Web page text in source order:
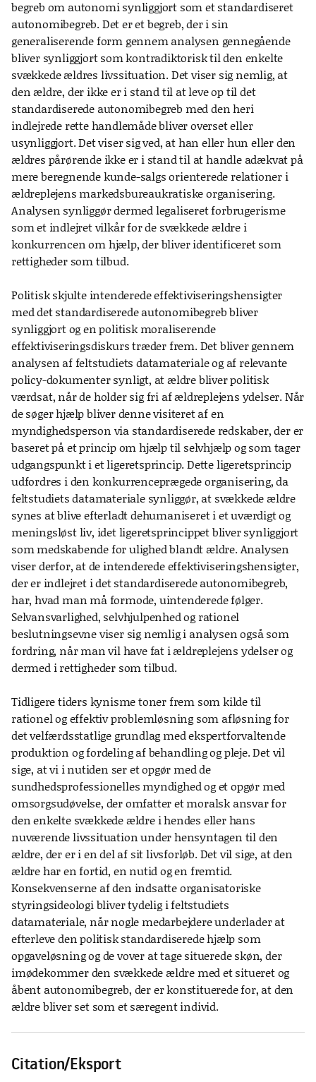
begreb om autonomi synliggjort som et standardiseret
autonomibegreb. Det er et begreb, der i sin
generaliserende form gennem analysen gennegående
bliver synliggjort som kontradiktorisk til den enkelte
svækkede ældres livssituation. Det viser sig nemlig, at
den ældre, der ikke er i stand til at leve op til det
standardiserede autonomibegreb med den heri
indlejrede rette handlemåde bliver overset eller
usynliggjort. Det viser sig ved, at han eller hun eller den
ældres pårørende ikke er i stand til at handle adækvat på
mere beregnende kunde-salgs orienterede relationer i
ældreplejens markedsbureaukratiske organisering.
Analysen synliggør dermed legaliseret forbrugerisme
som et indlejret vilkår for de svækkede ældre i
konkurrencen om hjælp, der bliver identificeret som
rettigheder som tilbud.
Politisk skjulte intenderede effektiviseringshensigter
med det standardiserede autonomibegreb bliver
synliggjort og en politisk moraliserende
effektiviseringsdiskurs træder frem. Det bliver gennem
analysen af feltstudiets datamateriale og af relevante
policy-dokumenter synligt, at ældre bliver politisk
værdsat, når de holder sig fri af ældreplejens ydelser. Når
de søger hjælp bliver denne visiteret af en
myndighedsperson via standardiserede redskaber, der er
baseret på et princip om hjælp til selvhjælp og som tager
udgangspunkt i et ligeretsprincip. Dette ligeretsprincip
udfordres i den konkurrenceprægede organisering, da
feltstudiets datamateriale synliggør, at svækkede ældre
synes at blive efterladt dehumaniseret i et uværdigt og
meningsløst liv, idet ligeretsprincippet bliver synliggjort
som medskabende for ulighed blandt ældre. Analysen
viser derfor, at de intenderede effektiviseringshensigter,
der er indlejret i det standardiserede autonomibegreb,
har, hvad man må formode, uintenderede følger.
Selvansvarlighed, selvhjulpenhed og rationel
beslutningsevne viser sig nemlig i analysen også som
fordring, når man vil have fat i ældreplejens ydelser og
dermed i rettigheder som tilbud.
Tidligere tiders kynisme toner frem som kilde til
rationel og effektiv problemløsning som afløsning for
det velfærdsstatlige grundlag med ekspertforvaltende
produktion og fordeling af behandling og pleje. Det vil
sige, at vi i nutiden ser et opgør med de
sundhedsprofessionelles myndighed og et opgør med
omsorgsudøvelse, der omfatter et moralsk ansvar for
den enkelte svækkede ældre i hendes eller hans
nuværende livssituation under hensyntagen til den
ældre, der er i en del af sit livsforløb. Det vil sige, at den
ældre har en fortid, en nutid og en fremtid.
Konsekvenserne af den indsatte organisatoriske
styringsideologi bliver tydelig i feltstudiets
datamateriale, når nogle medarbejdere underlader at
efterleve den politisk standardiserede hjælp som
opgaveløsning og de vover at tage situerede skøn, der
imødekommer den svækkede ældre med et situeret og
åbent autonomibegreb, der er konstituerede for, at den
ældre bliver set som et særegent individ.
Citation/Eksport